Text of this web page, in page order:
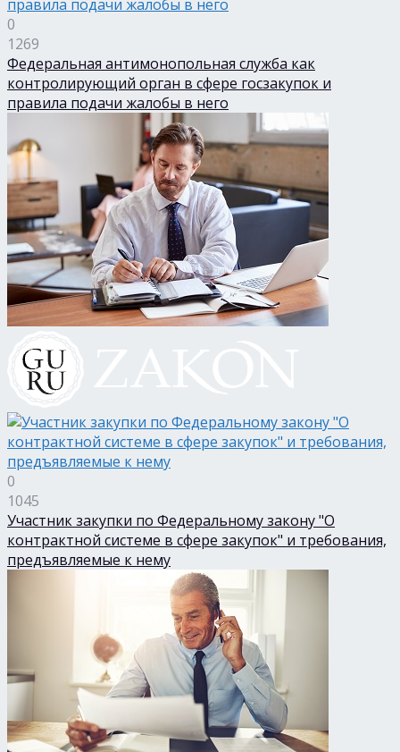
0
1269
Федеральная антимонопольная служба как
контролирующий орган в сфере госзакупок и
правила подачи жалобы в него
0
1045
Участник закупки по Федеральному закону "О
контрактной системе в сфере закупок" и требования,
предъявляемые к нему